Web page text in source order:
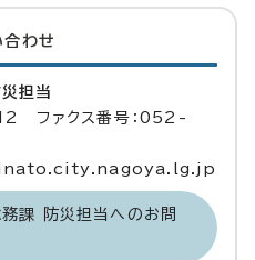
合わせ
担当
ファクス番号：052-
課 防災担当へのお問